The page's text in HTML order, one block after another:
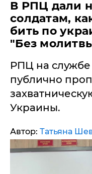
​В РПЦ дали
солдатам,
бить по
"Без
РПЦ на
публично
Украины.
Автор: Татьяна